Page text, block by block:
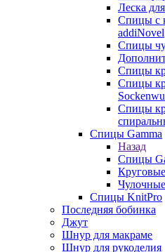
Леска
Спицы с
addiNovel
Спицы
Спицы
Спицы
Спицы
Спицы Gamma
Назад
Спицы
Круговые
Чулочные
Спицы KnitPro
Последняя бобинка
Джут
Шнур для макраме
Шнур для рукоделия